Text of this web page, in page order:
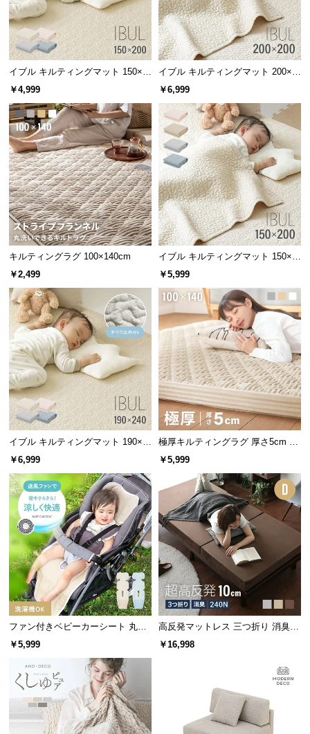
ブ
ロ
グ
業
情
報
イブル キルティングマット 150×2
00cm 滑り止め付き
￥4,999
イブル キルティングマット 200×2
00cm コットン100%
￥6,999
キルティングラグ 100×140cm
￥2,499
イブル キルティングマット 150×2
00cm コットン100%
￥5,999
イブル キルティングマット 190×2
40cm 滑り止め付き
￥6,999
極厚キルティングラグ 厚さ5cm 10
0×140cm
￥5,999
ファン付きベビーカーシート 丸洗
いOK リモコン操作対応 通気性抜
￥5,999
高反発マットレス 三つ折り 消臭
高密度ハード 厚さ10cm D
￥16,998